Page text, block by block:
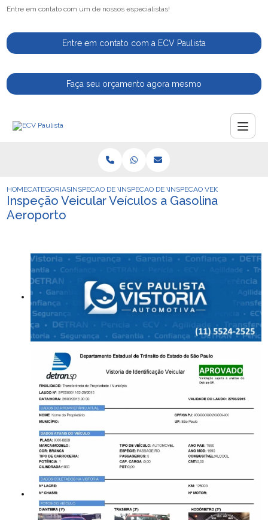
Entre em contato com um de nossos especialistas!
Entre em contato com a ECV Paulista
Faça seu orçamento agora mesmo
HOMECATEGORIASINSPECAO DE VEICULOSINSPECAO DE VEICULOINSPECAO VEICULAR
Inspeção Veicular Veículos a Gasolina
Aeroporto